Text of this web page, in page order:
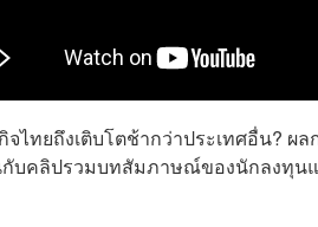
จไทยถึงเติบโตช้ากว่าประเทศอื่น? ผ
บคลิปรวมบทสัมภาษณ์ของนักลงทุนแ